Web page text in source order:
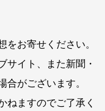
をお寄せください。
サイト、また新聞・
合がございます。
ねますのでご了承く